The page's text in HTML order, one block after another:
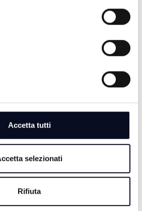
Accetta tutti
selezionati
Rifiuta
Musiani, arrestati 4
caso Musiani, il sindaco ringrazia i
Romagna Cup porta la Virtus